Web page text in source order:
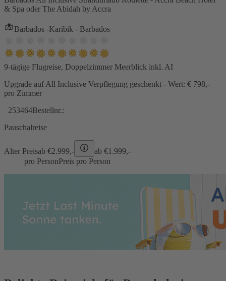
& Spa oder The Abidah by Accra
Barbados -Karibik - Barbados
9-tägige Flugreise, Doppelzimmer Meerblick inkl. AI
Upgrade auf All Inclusive Verpflegung geschenkt - Wert: € 798,-
pro Zimmer
253464Bestellnr.:
Pauschalreise
Alter Preisab €2.999,- ab €1.999,-
pro PersonPreis pro Person